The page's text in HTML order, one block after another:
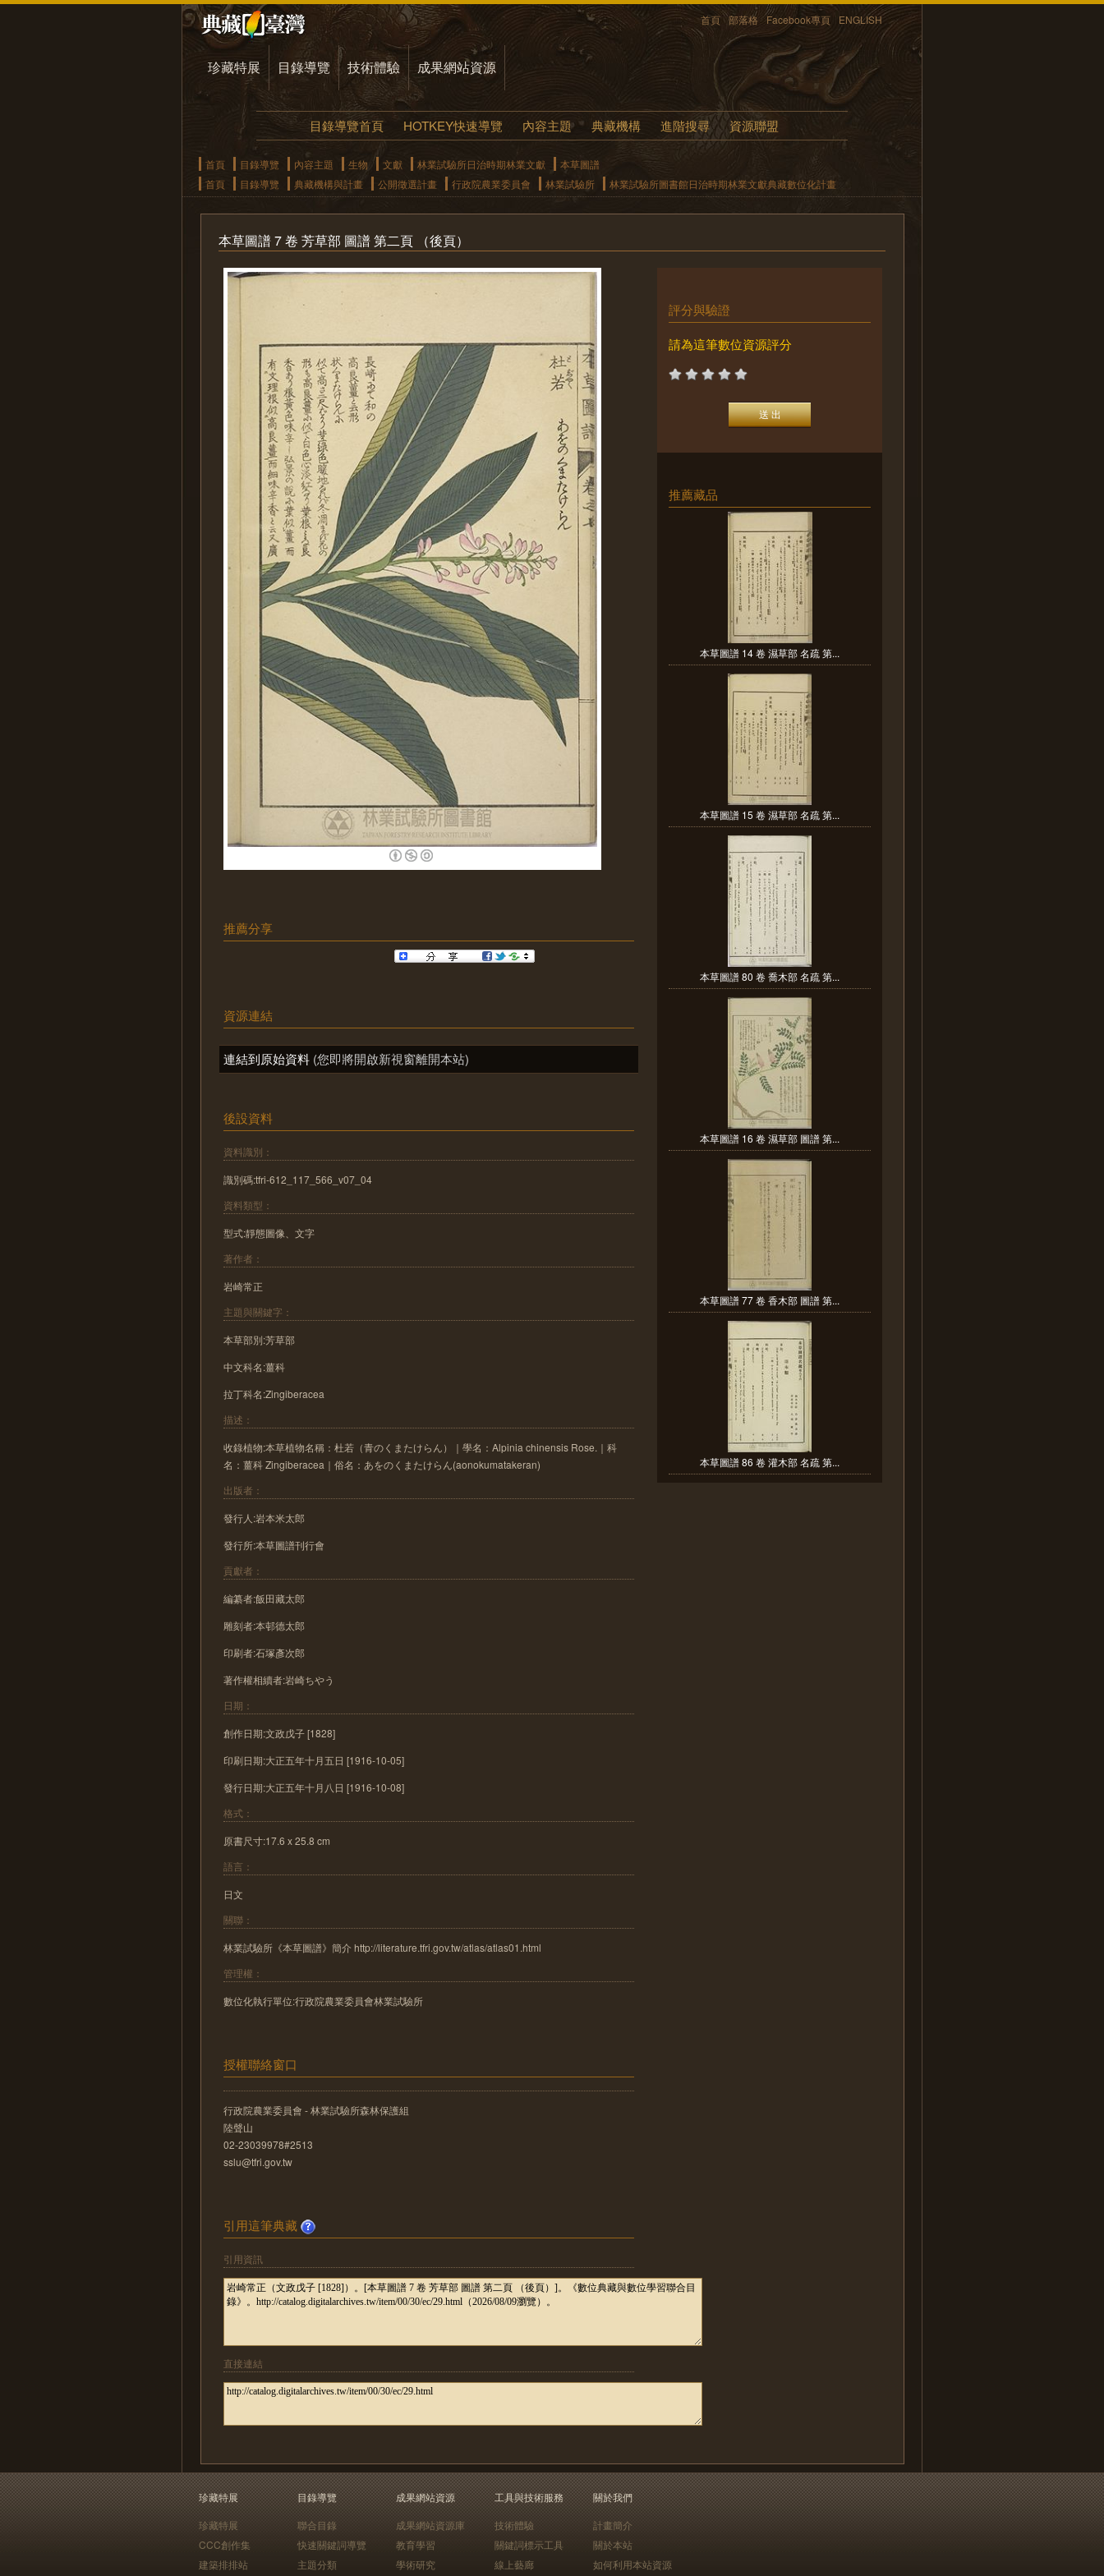
首頁 部落格 Facebook專頁 ENGLISH
珍藏特展 目錄導覽 技術體驗 成果網站資源
目錄導覽首頁 HOTKEY快速導覽 內容主題 典藏機構 進階搜尋 資源聯盟
首頁 目錄導覽 內容主題 生物 文獻 林業試驗所日治時期林業文獻
本草圖譜
首頁
目錄導覽 典藏機構與計畫 公開徵選計畫 行政院農業委員會 林業試驗所 林業試驗所圖書館日治時期林業文獻典藏數位化計畫
本草圖譜 7 卷 芳草部 圖譜 第二頁 （後頁）
推薦分享
資源連結
連結到原始資料 (您即將開啟新視窗離開本站)
後設資料
資料識別：
識別碼:tfri-612_117_566_v07_04
資料類型：
型式:靜態圖像、文字
著作者：
岩崎常正
主題與關鍵字：
本草部別:芳草部
中文科名:薑科
拉丁科名:Zingiberacea
描述：
收錄植物:本草植物名稱：杜若（青のくまたけらん）｜學名：Alpinia chinensis Rose.｜科
名：薑科 Zingiberacea｜俗名：あをのくまたけらん(aonokumatakeran)
出版者：
發行人:岩本米太郎
發行所:本草圖譜刊行會
貢獻者：
編纂者:飯田藏太郎
雕刻者:本邨德太郎
印刷者:石塚彥次郎
著作權相續者:岩崎ちやう
日期：
創作日期:文政戊子 [1828]
印刷日期:大正五年十月五日 [1916-10-05]
發行日期:大正五年十月八日 [1916-10-08]
格式：
原書尺寸:17.6 x 25.8 cm
語言：
日文
關聯：
林業試驗所《本草圖譜》簡介 http://literature.tfri.gov.tw/atlas/atlas01.html
管理權：
數位化執行單位:行政院農業委員會林業試驗所
授權聯絡窗口
行政院農業委員會 - 林業試驗所森林保護組
陸聲山
02-23039978#2513
sslu@tfri.gov.tw
引用這筆典藏
引用資訊
直接連結
評分與驗證
請為這筆數位資源評分
推薦藏品
本草圖譜 14 卷 濕草部 名疏 第...
本草圖譜 15 卷 濕草部 名疏 第...
本草圖譜 80 卷 喬木部 名疏 第...
本草圖譜 16 卷 濕草部 圖譜 第...
本草圖譜 77 卷 香木部 圖譜 第...
本草圖譜 86 卷 灌木部 名疏 第...
珍藏特展
珍藏特展
CCC創作集
建築排排站
目錄導覽
聯合目錄
快速關鍵詞導覽
主題分類
成果網站資源
成果網站資源庫
教育學習
學術研究
工具與技術服務
技術體驗
關鍵詞標示工具
線上藝廊
關於我們
計畫簡介
關於本站
如何利用本站資源